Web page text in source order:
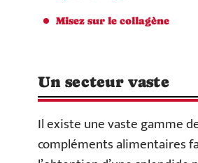
Misez sur le collagène
Un secteur vaste
Il existe une vaste gamme
compléments alimentaires